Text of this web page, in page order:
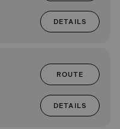
DETAILS
ROUTE
DETAILS